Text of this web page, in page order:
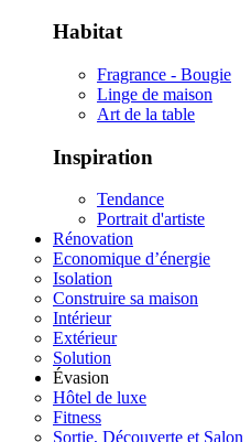
Habitat
Fragrance - Bougie
Linge de maison
Art de la table
Inspiration
Tendance
Portrait d'artiste
Rénovation
Economique d’énergie
Isolation
Construire sa maison
Intérieur
Extérieur
Solution
Évasion
Hôtel de luxe
Fitness
Sortie, Découverte et Salon